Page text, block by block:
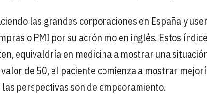
las grandes corporaciones en España y
o PMI por su acrónimo en inglés. Estos
equivaldría en medicina a mostrar una
de 50, el paciente comienza a mostrar
perspectivas son de empeoramiento.